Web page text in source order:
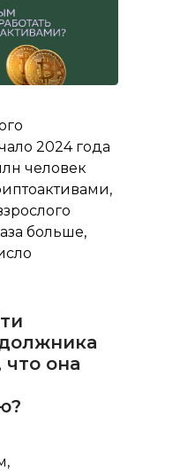
2024 года
человек
больше,
что она